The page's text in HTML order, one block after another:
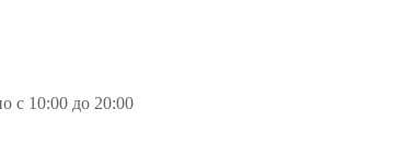
с 10:00 до 20:00